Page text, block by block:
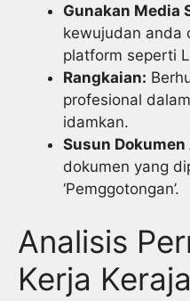
Gunakan Media
kewujudan anda
platform seperti
Rangkaian:
profesional
idamkan.
Susun Dokumen
dokumen yang
‘Pemggotongan’.
Analisis
Kerja